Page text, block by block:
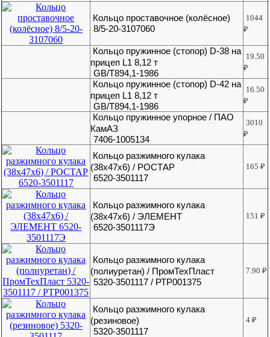
Кольцо проставочное (колёсное)
8/5-20-3107060
1044
₽
Кольцо пружинное (стопор) D-38 на
прицеп L1 8,12 т
GB/T894,1-1986
19.50
₽
Кольцо пружинное (стопор) D-42 на
прицеп L1 8,12 т
GB/T894,1-1986
16.50
₽
Кольцо пружинное упорное / ПАО
КамАЗ
7406-1005134
3010
₽
Кольцо разжимного кулака
(38х47х6) / РОСТАР
6520-3501117
165₽
Кольцо разжимного кулака
(38х47х6) / ЭЛЕМЕНТ
6520-3501117Э
151₽
Кольцо разжимного кулака
(полиуретан) / ПромТехПласт
5320-3501117 / РТР001375
7.90₽
Кольцо разжимного кулака
(резиновое)
5320-3501117
4₽